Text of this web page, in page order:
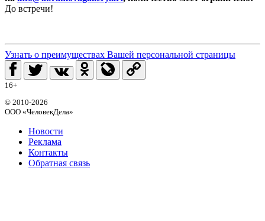
До встречи!
Узнать о преимуществах Вашей персональной страницы
16+
© 2010-2026
ООО «ЧеловекДела»
Новости
Реклама
Контакты
Обратная связь